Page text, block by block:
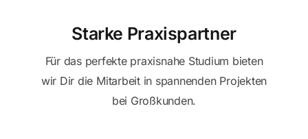
Starke Praxispartner
Für das perfekte praxisnahe Studium bieten
wir Dir die Mitarbeit in spannenden Projekten
bei Großkunden.